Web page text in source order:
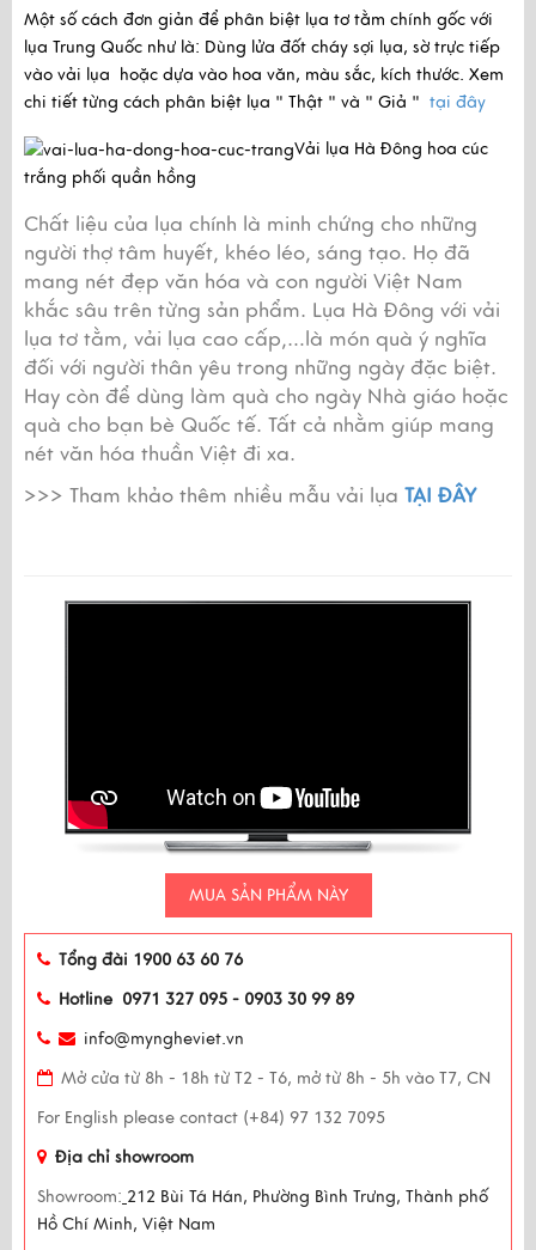
Một số cách đơn giản để phân biệt lụa tơ tằm chính gốc với
lụa Trung Quốc như là: Dùng lửa đốt cháy sợi lụa, sờ trực tiếp
vào vải lụa hoặc dựa vào hoa văn, màu sắc, kích thước. Xem
chi tiết từng cách phân biệt lụa " Thật " và " Giả " tại đây
Vải lụa Hà Đông hoa cúc
trắng phối quần hồng
Chất liệu của lụa chính là minh chứng cho những
người thợ tâm huyết, khéo léo, sáng tạo. Họ đã
mang nét đẹp văn hóa và con người Việt Nam
khắc sâu trên từng sản phẩm. Lụa Hà Đông với vải
lụa tơ tằm, vải lụa cao cấp,…là món quà ý nghĩa
đối với người thân yêu trong những ngày đặc biệt.
Hay còn để dùng làm quà cho ngày Nhà giáo hoặc
quà cho bạn bè Quốc tế. Tất cả nhằm giúp mang
nét văn hóa thuần Việt đi xa.
>>> Tham khảo thêm nhiều mẫu vải lụa TẠI ĐÂY
MUA SẢN PHẨM NÀY
Tổng đài 1900 63 60 76
Hotline 0971 327 095 - 0903 30 99 89
info@myngheviet.vn
Mở cửa từ 8h - 18h từ T2 - T6, mở từ 8h - 5h vào T7, CN
For English please contact (+84) 97 132 7095
Địa chỉ showroom
Showroom: 212 Bùi Tá Hán, Phường Bình Trưng, Thành phố
Hồ Chí Minh, Việt Nam